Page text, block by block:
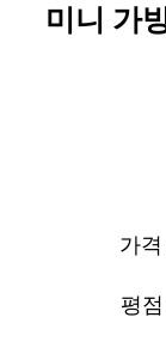
미니 가
가격
평